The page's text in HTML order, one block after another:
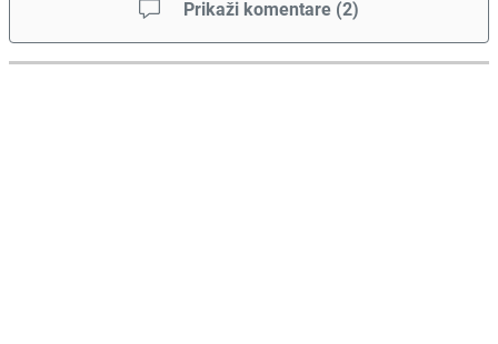
Prikaži komentare (2)